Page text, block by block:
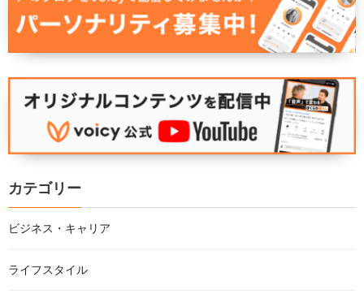
カテゴリー
ビジネス・キャリア
ライフスタイル